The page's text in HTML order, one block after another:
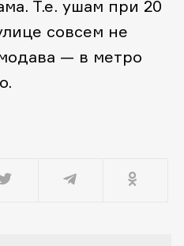
Т.е. ушам при 20
совсем не
— в метро